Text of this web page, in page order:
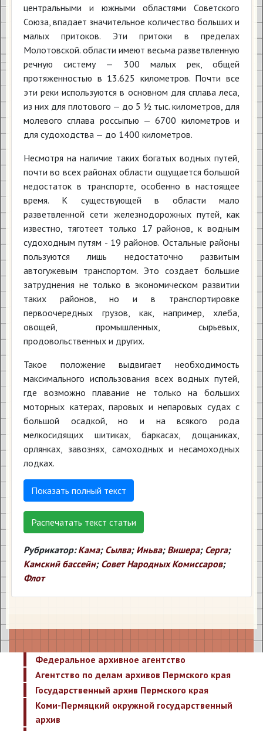
центральными и южными областями Советского
Союза, впадает значительное количество больших и
малых притоков. Эти притоки в пределах
Молотовской. области имеют весьма разветвленную
речную систему — 300 малых рек, общей
протяженностью в 13.625 километров. Почти все
эти реки используются в основном для сплава леса,
из них для плотового — до 5 ½ тыс. километров, для
молевого сплава россыпью — 6700 километров и
для судоходства — до 1400 километров.
Несмотря на наличие таких богатых водных путей,
почти во всех районах области ощущается большой
недостаток в транспорте, особенно в настоящее
время. К существующей в области мало
разветвленной сети железнодорожных путей, как
известно, тяготеет только 17 районов, к водным
судоходным путям - 19 районов. Остальные районы
пользуются лишь недостаточно развитым
автогужевым транспортом. Это создает большие
затруднения не только в экономическом развитии
таких районов, но и в транспортировке
первоочередных грузов, как, например, хлеба,
овощей, промышленных, сырьевых,
продовольственных и других.
Такое положение выдвигает необходимость
максимального использования всех водных путей,
где возможно плавание не только на больших
моторных катерах, паровых и непаровых судах с
большой осадкой, но и на всякого рода
мелкосидящих шитиках, баркасах, дощаниках,
орлянках, завознях, самоходных и несамоходных
лодках.
Показать полный текст
Распечатать текст статьи
Рубрикатор: Кама; Сылва; Иньва; Вишера; Серга;
Камский бассейн; Совет Народных Комиссаров;
Флот
Федеральное архивное агентство
Агентство по делам архивов Пермского края
Государственный архив Пермского края
Коми-Пермяцкий окружной государственный
архив